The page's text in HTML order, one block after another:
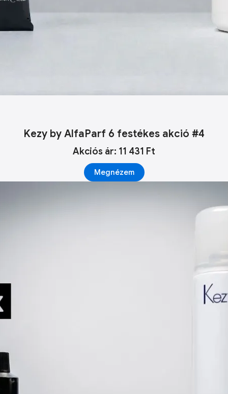
Kezy by AlfaParf 6 festékes akció #4
Akciós ár: 11 431 Ft
Megnézem